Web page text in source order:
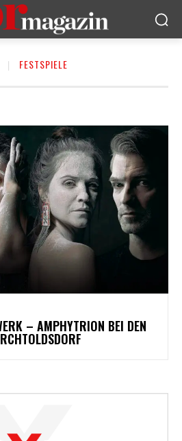
FESTSPIELE
– AMPHYTRION BEI DEN